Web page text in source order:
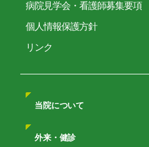
病院見学会・看護師募集要項
個人情報保護方針
リンク
当院について
外来・健診